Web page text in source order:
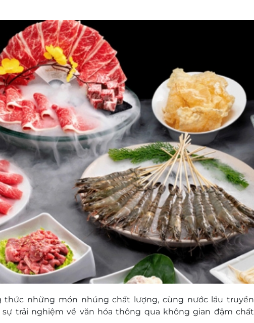
thức những món nhúng chất lượng, cùng nước lẩu truyền
trải nghiệm về văn hóa thông qua không gian đậm chất